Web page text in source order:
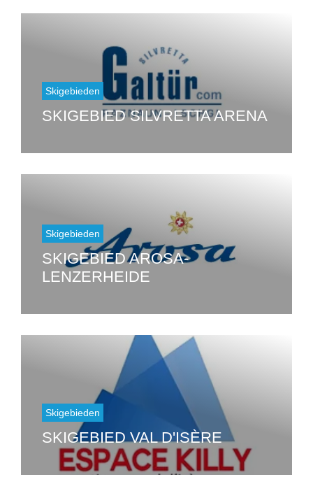
Skigebieden
SKIGEBIED SILVRETTA ARENA
Skigebieden
SKIGEBIED AROSA-
LENZERHEIDE
Skigebieden
SKIGEBIED VAL D'ISÈRE